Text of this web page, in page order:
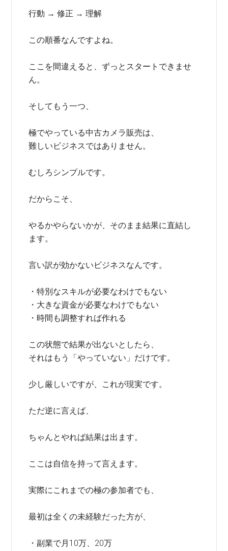
行動 → 修正 → 理解
この順番なんですよね。
ここを間違えると、ずっとスタートできませ
ん。
そしてもう一つ、
極でやっている中古カメラ販売は、
難しいビジネスではありません。
むしろシンプルです。
だからこそ、
やるかやらないかが、そのまま結果に直結し
ます。
言い訳が効かないビジネスなんです。
・特別なスキルが必要なわけでもない
・大きな資金が必要なわけでもない
・時間も調整すれば作れる
この状態で結果が出ないとしたら、
それはもう「やっていない」だけです。
少し厳しいですが、これが現実です。
ただ逆に言えば、
ちゃんとやれば結果は出ます。
ここは自信を持って言えます。
実際にこれまでの極の参加者でも、
最初は全くの未経験だった方が、
・副業で月10万、20万